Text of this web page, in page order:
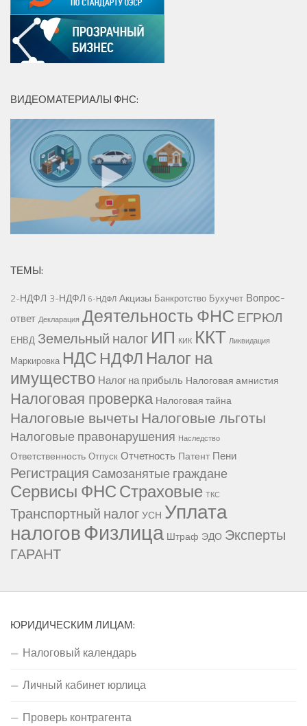
ВИДЕОМАТЕРИАЛЫ ФНС:
ТЕМЫ:
2-НДФЛ 3-НДФЛ 6-НДФЛ Акцизы Банкротство Бухучет Вопрос-
ответ Декларация Деятельность ФНС ЕГРЮЛ
ЕНВД Земельный налог ИП КИК ККТ Ликвидация
Маркировка НДС НДФЛ Налог на
имущество Налог на прибыль Налоговая амнистия
Налоговая проверка Налоговая тайна
Налоговые вычетыНалоговые льготы
Налоговые правонарушения Наследство
Ответственность Отпуск Отчетность Патент Пени
Регистрация Самозанятые граждане
Сервисы ФНССтраховые ТКС
Транспортный налогУСН Уплата
налоговФизлица Штраф ЭДО Эксперты
ГАРАНТ
ЮРИДИЧЕСКИМ ЛИЦАМ:
Налоговый календарь
Личный кабинет юрлица
Проверь контрагента